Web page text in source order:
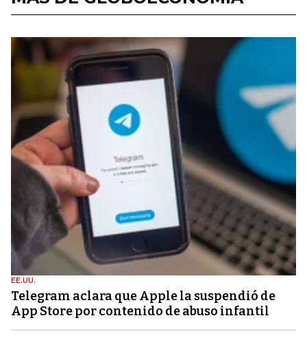
EE.UU.
Telegram aclara que Apple la suspendió de
App Store por contenido de abuso infantil